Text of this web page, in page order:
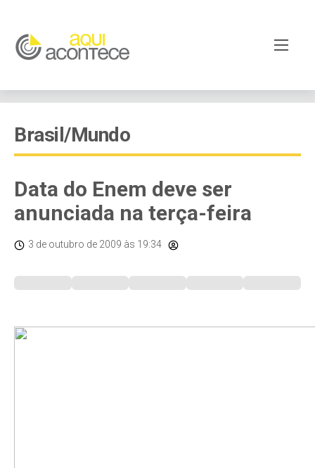
Brasil/Mundo
Data do Enem deve ser
anunciada na terça-feira
3 de outubro de 2009 às 19:34